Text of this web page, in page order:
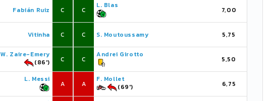
Fabián Ruiz C
Vitinha C
W. Zaire-Emery
(86')
C
L. Messi
A
C
L. Blas
7,00
C S. Moutoussamy 5,75
C
Andrei Girotto
5,50
A
F. Mollet
(69')
6,75